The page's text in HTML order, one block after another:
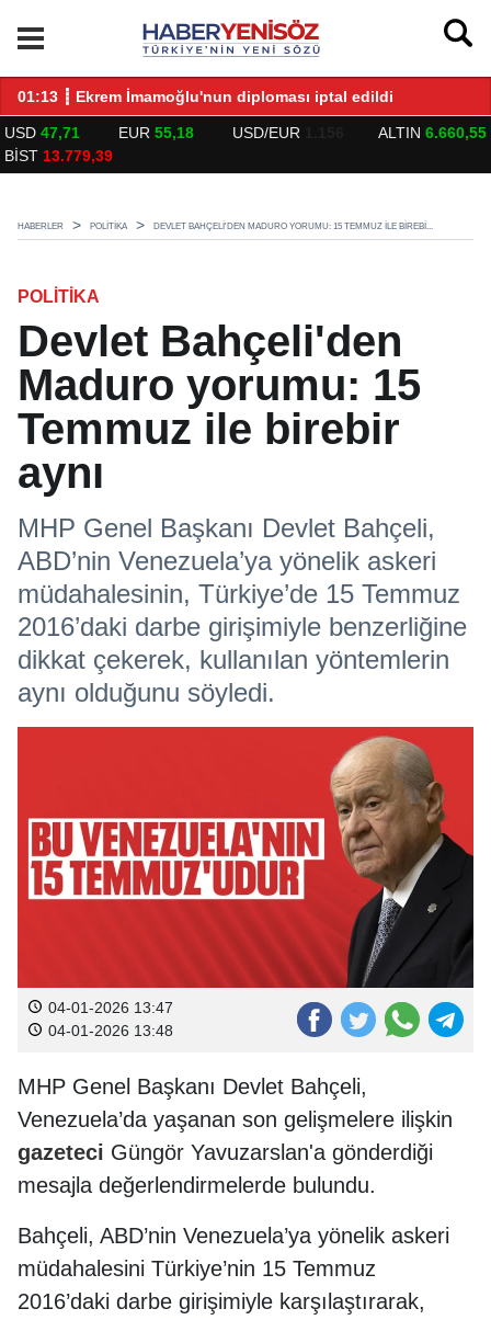
BULUŞTU
01:13 ┋ Ekrem İmamoğlu'nun diploması iptal edildi
USD 47,71 EUR 55,18 USD/EUR ALTIN 6.660,55
BİST 13.779,39
HABERLER POLİTİKA DEVLET BAHÇELI'DEN MADURO YORUMU: 15 TEMMUZ ILE BIREBI...
POLİTİKA
Devlet Bahçeli'den
Maduro yorumu: 15
Temmuz ile birebir
aynı
MHP Genel Başkanı Devlet Bahçeli,
ABD’nin Venezuela’ya yönelik askeri
müdahalesinin, Türkiye’de 15 Temmuz
2016’daki darbe girişimiyle benzerliğine
dikkat çekerek, kullanılan yöntemlerin
aynı olduğunu söyledi.
04-01-2026 13:47
04-01-2026 13:48
MHP Genel Başkanı Devlet Bahçeli,
Venezuela’da yaşanan son gelişmelere ilişkin
gazeteci Güngör Yavuzarslan'a gönderdiği
mesajla değerlendirmelerde bulundu.
Bahçeli, ABD’nin Venezuela’ya yönelik askeri
müdahalesini Türkiye’nin 15 Temmuz
2016’daki darbe girişimiyle karşılaştırarak,